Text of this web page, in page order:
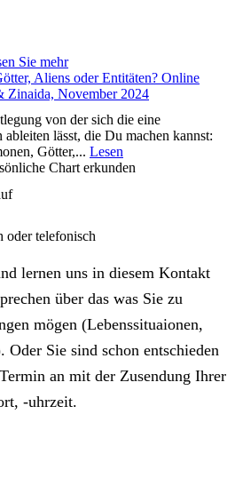
Sie mehr
Aliens oder Entitäten? Online
November 2024
von der sich die eine
lässt, die Du machen kannst:
Götter,... Lesen
Chart erkunden
oder telefonisch
lernen uns in diesem Kontakt
über das was Sie zu
mögen (Lebenssituaionen,
Oder Sie sind schon entschieden
an mit der Zusendung Ihrer
-uhrzeit.